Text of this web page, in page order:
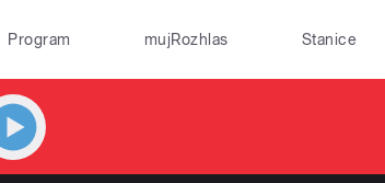
Program mujRozhlas Stanice